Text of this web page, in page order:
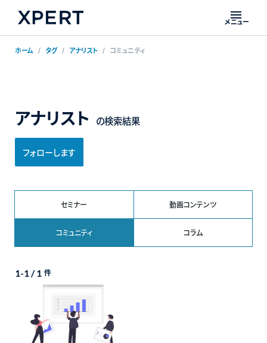
メニュー
ホーム タグ アナリスト コミュニティ
アナリスト の検索結果
フォローします
セミナー 動画コンテンツ
コミュニティ コラム
1-1 / 1 件